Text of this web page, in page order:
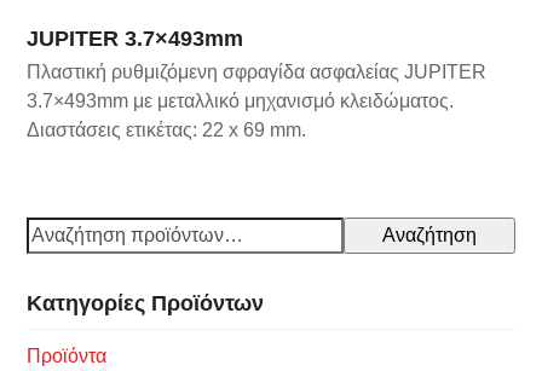
JUPITER 3.7×493mm
Πλαστική ρυθμιζόμενη σφραγίδα ασφαλείας JUPITER
3.7×493mm με μεταλλικό μηχανισμό κλειδώματος.
Διαστάσεις ετικέτας: 22 x 69 mm.
Αναζήτηση
Κατηγορίες Προϊόντων
Προϊόντα